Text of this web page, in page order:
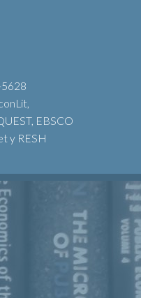
EBSCO
y RESH